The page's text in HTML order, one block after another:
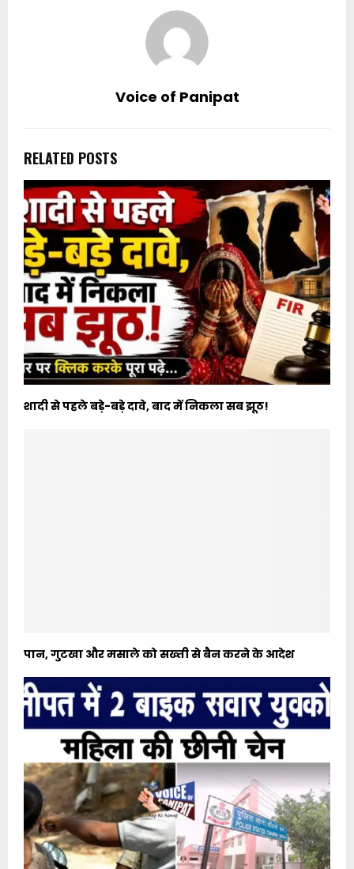
Voice of Panipat
RELATED POSTS
शादी से पहले बड़े-बड़े दावे, बाद में निकला सब झूठ!
पान, गुटखा और मसाले को सख्ती से बैन करने के आदेश